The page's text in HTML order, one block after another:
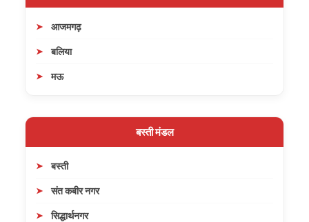
आजमगढ़
बलिया
मऊ
बस्ती मंडल
बस्ती
संत कबीर नगर
सिद्धार्थनगर